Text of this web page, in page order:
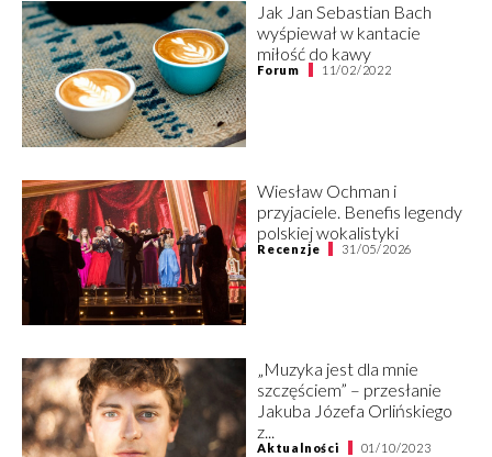
Jak Jan Sebastian Bach
wyśpiewał w kantacie
miłość do kawy
Forum 11/02/2022
Wiesław Ochman i
przyjaciele. Benefis legendy
polskiej wokalistyki
Recenzje 31/05/2026
„Muzyka jest dla mnie
szczęściem” – przesłanie
Jakuba Józefa Orlińskiego
z...
Aktualności 01/10/2023